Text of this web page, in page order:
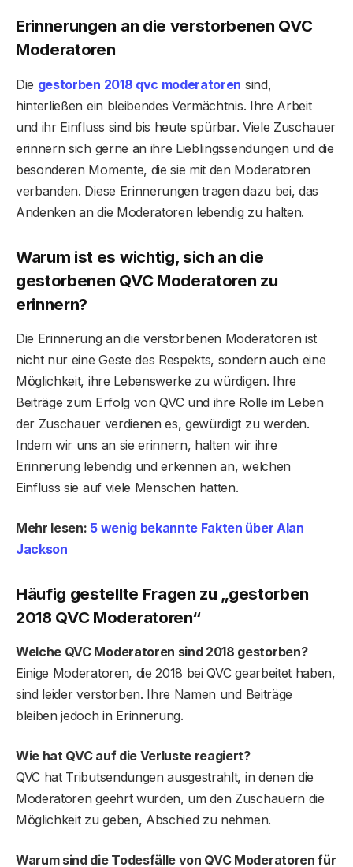
Erinnerungen an die verstorbenen QVC
Moderatoren
Die gestorben 2018 qvc moderatoren sind,
hinterließen ein bleibendes Vermächtnis. Ihre Arbeit
und ihr Einfluss sind bis heute spürbar. Viele Zuschauer
erinnern sich gerne an ihre Lieblingssendungen und die
besonderen Momente, die sie mit den Moderatoren
verbanden. Diese Erinnerungen tragen dazu bei, das
Andenken an die Moderatoren lebendig zu halten.
Warum ist es wichtig, sich an die
gestorbenen QVC Moderatoren zu
erinnern?
Die Erinnerung an die verstorbenen Moderatoren ist
nicht nur eine Geste des Respekts, sondern auch eine
Möglichkeit, ihre Lebenswerke zu würdigen. Ihre
Beiträge zum Erfolg von QVC und ihre Rolle im Leben
der Zuschauer verdienen es, gewürdigt zu werden.
Indem wir uns an sie erinnern, halten wir ihre
Erinnerung lebendig und erkennen an, welchen
Einfluss sie auf viele Menschen hatten.
Mehr lesen: 5 wenig bekannte Fakten über Alan
Jackson
Häufig gestellte Fragen zu „gestorben
2018 QVC Moderatoren“
Welche QVC Moderatoren sind 2018 gestorben?
Einige Moderatoren, die 2018 bei QVC gearbeitet haben,
sind leider verstorben. Ihre Namen und Beiträge
bleiben jedoch in Erinnerung.
Wie hat QVC auf die Verluste reagiert?
QVC hat Tributsendungen ausgestrahlt, in denen die
Moderatoren geehrt wurden, um den Zuschauern die
Möglichkeit zu geben, Abschied zu nehmen.
Warum sind die Todesfälle von QVC Moderatoren für